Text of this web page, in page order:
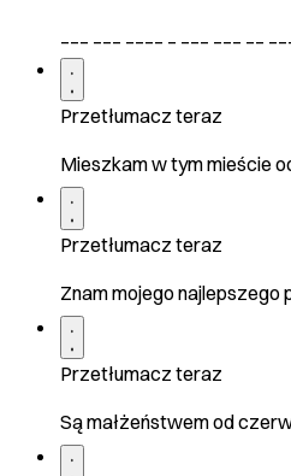
Przetłumacz teraz
Mieszkam w tym mieście
Przetłumacz teraz
Znam mojego
Przetłumacz teraz
Są małżeństwem od